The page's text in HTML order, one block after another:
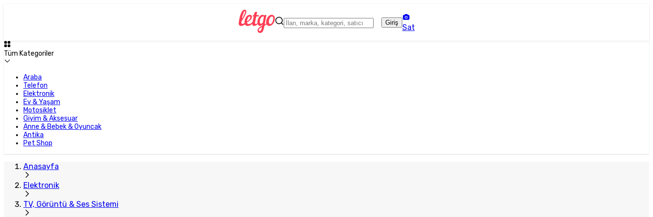
Giriş
Sat
Tüm Kategoriler
Araba
Telefon
Elektronik
Ev & Yaşam
Motosiklet
Giyim & Aksesuar
Anne & Bebek & Oyuncak
Antika
Pet Shop
Anasayfa
Elektronik
TV, Görüntü & Ses Sistemi